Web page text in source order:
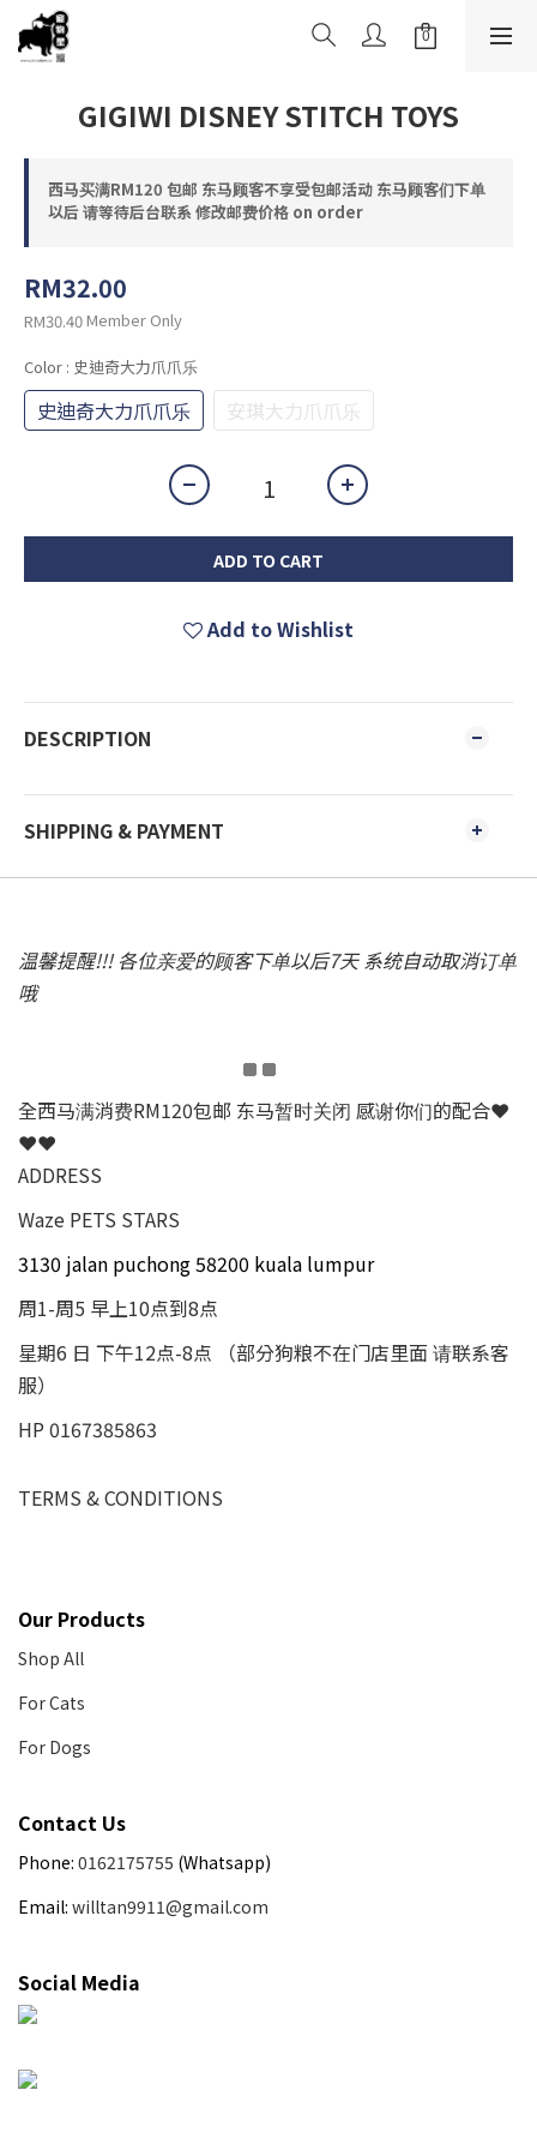
GIGIWI DISNEY STITCH TOYS
西马买满RM120 包邮 东马顾客不享受包邮活动 东马顾客们下单
以后 请等待后台联系 修改邮费价格 on order
RM32.00
RM30.40Member Only
Color : 史迪奇大力爪爪乐
史迪奇大力爪爪乐 安琪大力爪爪乐
ADD TO CART
Add to Wishlist
DESCRIPTION
SHIPPING & PAYMENT
温馨提醒!!! 各位亲爱的顾客下单以后7天 系统自动取消订单
哦
全西马满消费RM120包邮 东马暂时关闭 感谢你们的配合❤
❤❤
ADDRESS
Waze PETS STARS
3130 jalan puchong 58200 kuala lumpur
周1-周5 早上10点到8点
星期6 日 下午12点-8点 （部分狗粮不在门店里面 请联系客
服）
HP 0167385863
TERMS & CONDITIONS
Our Products
Shop All
For Cats
For Dogs
Contact Us
Phone: 0162175755 (Whatsapp)
Email: willtan9911@gmail.com
Social Media